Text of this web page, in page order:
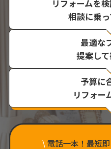
リフォームを
相談に乗
最適な
提案して
予算に
リフォー
\ 電話一本！最短